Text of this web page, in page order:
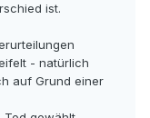
ist.
- natürlich
auf Grund einer